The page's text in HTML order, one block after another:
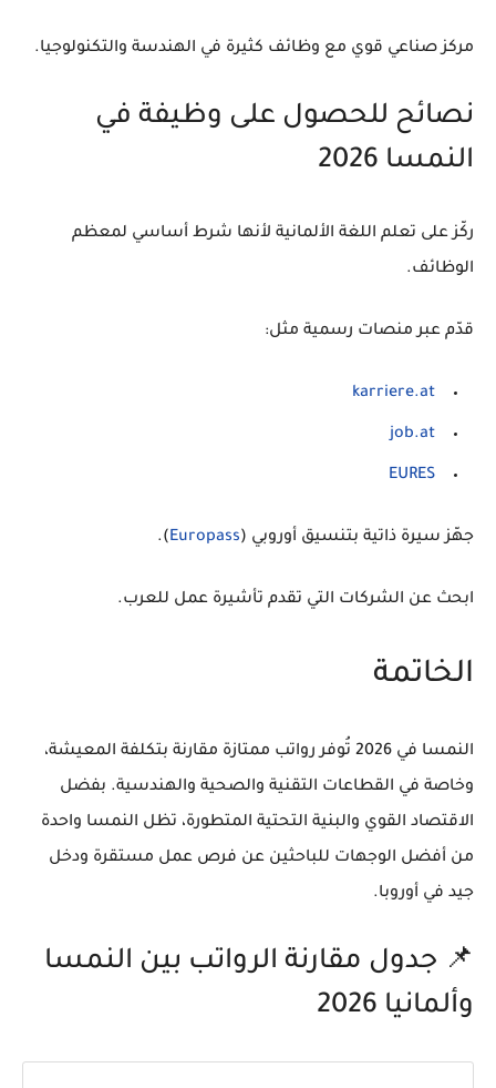
مركز صناعي قوي مع وظائف كثيرة في الهندسة والتكنولوجيا.
نصائح للحصول على وظيفة في
النمسا 2026
ركّز على تعلم اللغة الألمانية لأنها شرط أساسي لمعظم
الوظائف.
قدّم عبر منصات رسمية مثل:
karriere.at
job.at
EURES
جهّز سيرة ذاتية بتنسيق أوروبي (Europass
).
ابحث عن الشركات التي تقدم تأشيرة عمل للعرب.
الخاتمة
النمسا في 2026 تُوفر رواتب ممتازة مقارنة بتكلفة المعيشة،
وخاصة في القطاعات التقنية والصحية والهندسية. بفضل
الاقتصاد القوي والبنية التحتية المتطورة، تظل النمسا واحدة
من أفضل الوجهات للباحثين عن فرص عمل مستقرة ودخل
جيد في أوروبا.
📌 جدول مقارنة الرواتب بين النمسا
وألمانيا 2026